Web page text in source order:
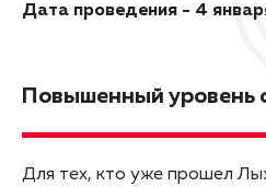
Дата проведения - 4
Повышенный уровень
Для тех, кто уже прошел